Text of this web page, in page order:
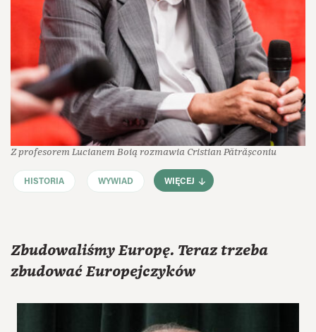
Z profesorem Lucianem Boią rozmawia Cristian Pătrășconiu
HISTORIA WYWIAD WIĘCEJ
Zbudowaliśmy Europę. Teraz trzeba
zbudować Europejczyków